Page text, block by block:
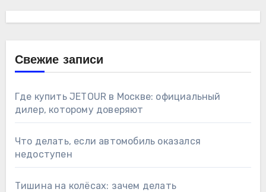
Свежие записи
Где купить JETOUR в Москве: официальный
дилер, которому доверяют
Что делать, если автомобиль оказался
недоступен
Тишина на колёсах: зачем делать